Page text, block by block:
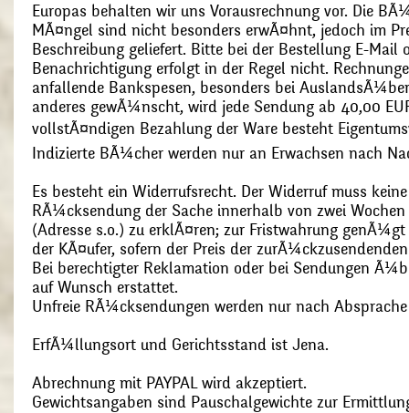
Europas behalten wir uns Vorausrechnung vor. Die
MÃ¤ngel sind nicht besonders erwÃ¤hnt, jedoch im
Beschreibung geliefert. Bitte bei der Bestellung E-Mail
Benachrichtigung erfolgt in der Regel nicht.
anfallende Bankspesen, besonders bei
anderes gewÃ¼nscht, wird jede Sendung ab 40,00
vollstÃ¤ndigen Bezahlung der Ware besteht
Indizierte BÃ¼cher werden nur an Erwachsen nach
Es besteht ein Widerrufsrecht. Der Widerruf muss
RÃ¼cksendung der Sache innerhalb von zwei
(Adresse s.o.) zu erklÃ¤ren; zur Fristwahrung
der KÃ¤ufer, sofern der Preis der
Bei berechtigter Reklamation oder bei Sendungen
auf Wunsch erstattet.
Unfreie RÃ¼cksendungen werden nur nach
ErfÃ¼llungsort und Gerichtsstand ist Jena.
Abrechnung mit PAYPAL wird akzeptiert.
Gewichtsangaben sind Pauschalgewichte zur